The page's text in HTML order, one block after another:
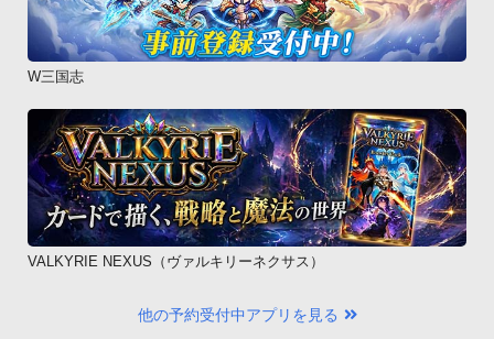
W三国志
VALKYRIE NEXUS（ヴァルキリーネクサス）
他の予約受付中アプリを見る